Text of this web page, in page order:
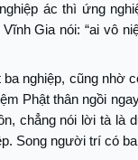
ác thì ứng
Gia nói: “ai vô
nghiệp, cũng nhờ
Phật thân ngồi
chẳng nói lời tà là
Song người trí có